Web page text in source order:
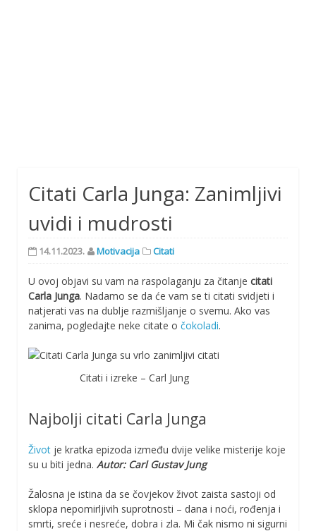
Citati Carla Junga: Zanimljivi
uvidi i mudrosti
14.11.2023. Motivacija Citati
U ovoj objavi su vam na raspolaganju za čitanje citati
Carla Junga. Nadamo se da će vam se ti citati svidjeti i
natjerati vas na dublje razmišljanje o svemu. Ako vas
zanima, pogledajte neke citate o čokoladi.
Citati i izreke – Carl Jung
Najbolji citati Carla Junga
Život je kratka epizoda između dvije velike misterije koje
su u biti jedna. Autor: Carl Gustav Jung
Žalosna je istina da se čovjekov život zaista sastoji od
sklopa nepomirljivih suprotnosti – dana i noći, rođenja i
smrti, sreće i nesreće, dobra i zla. Mi čak nismo ni sigurni